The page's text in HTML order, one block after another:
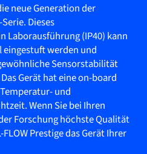
neue Generation der
Dieses
Laborausführung (IP40) kann
eingestuft werden und
Sensorstabilität
Gerät hat eine on-board
und
Wenn Sie bei Ihren
Forschung höchste Qualität
Prestige das Gerät Ihrer